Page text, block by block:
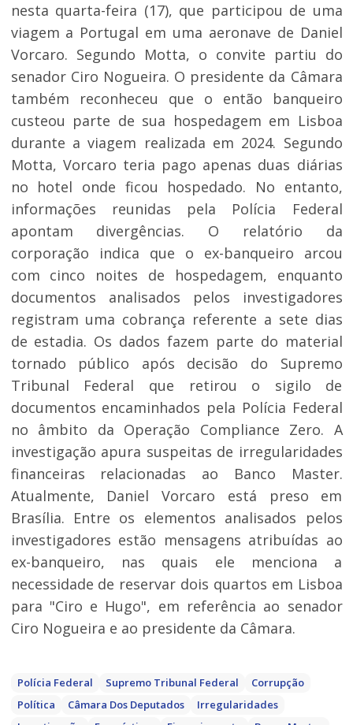
nesta quarta-feira (17), que participou de uma
viagem a Portugal em uma aeronave de Daniel
Vorcaro. Segundo Motta, o convite partiu do
senador Ciro Nogueira. O presidente da Câmara
também reconheceu que o então banqueiro
custeou parte de sua hospedagem em Lisboa
durante a viagem realizada em 2024. Segundo
Motta, Vorcaro teria pago apenas duas diárias
no hotel onde ficou hospedado. No entanto,
informações reunidas pela Polícia Federal
apontam divergências. O relatório da
corporação indica que o ex-banqueiro arcou
com cinco noites de hospedagem, enquanto
documentos analisados pelos investigadores
registram uma cobrança referente a sete dias
de estadia. Os dados fazem parte do material
tornado público após decisão do Supremo
Tribunal Federal que retirou o sigilo de
documentos encaminhados pela Polícia Federal
no âmbito da Operação Compliance Zero. A
investigação apura suspeitas de irregularidades
financeiras relacionadas ao Banco Master.
Atualmente, Daniel Vorcaro está preso em
Brasília. Entre os elementos analisados pelos
investigadores estão mensagens atribuídas ao
ex-banqueiro, nas quais ele menciona a
necessidade de reservar dois quartos em Lisboa
para "Ciro e Hugo", em referência ao senador
Ciro Nogueira e ao presidente da Câmara.
Polícia Federal Supremo Tribunal Federal
Corrupção
Política
Câmara Dos Deputados
Irregularidades